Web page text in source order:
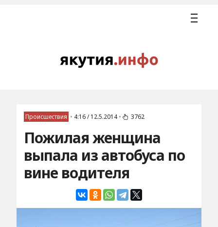
Происшествия • 4:16 / 12.5.2014 • 3762
Пожилая женщина
выпала из автобуса по
вине водителя